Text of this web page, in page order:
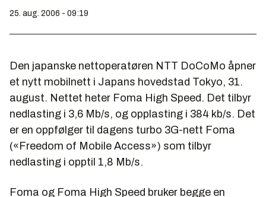
25. aug. 2006 - 09:19
Den japanske nettoperatøren NTT DoCoMo åpner
et nytt mobilnett i Japans hovedstad Tokyo, 31.
august. Nettet heter Foma High Speed. Det tilbyr
nedlasting i 3,6 Mb/s, og opplasting i 384 kb/s. Det
er en oppfølger til dagens turbo 3G-nett Foma
(«Freedom of Mobile Access») som tilbyr
nedlasting i opptil 1,8 Mb/s.
Foma og Foma High Speed bruker begge en